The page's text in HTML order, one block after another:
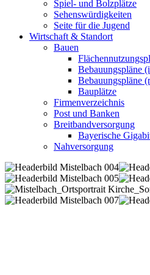
Spiel- und Bolzplätze
Sehenswürdigkeiten
Seite für die Jugend
Wirtschaft & Standort
Bauen
Bebauungspläne
Bebauungspläne
Bauplätze
Firmenverzeichnis
Post und Banken
Breitbandversorgung
Bayerische
Nahversorgung